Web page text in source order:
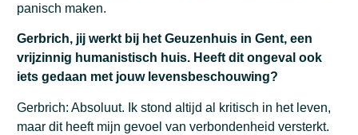
panisch maken.
Gerbrich, jij werkt bij het Geuzenhuis in Gent, een
vrijzinnig humanistisch huis. Heeft dit ongeval ook
iets gedaan met jouw levensbeschouwing?
Gerbrich: Absoluut. Ik stond altijd al kritisch in het leven,
maar dit heeft mijn gevoel van verbondenheid versterkt.